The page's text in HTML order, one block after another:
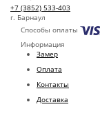
+7 (3852) 533-403
г. Барнаул
Способы оплаты
Информация
Замер
Оплата
Контакты
Доставка